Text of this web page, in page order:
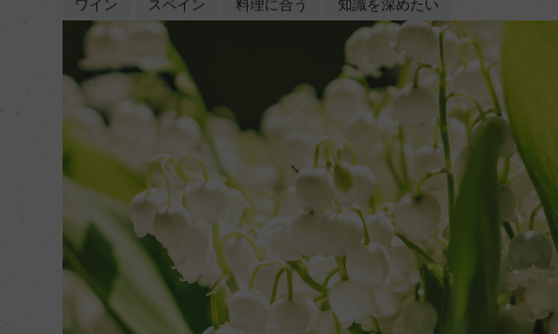
ワイン スペイン 料理に合う 知識を深めたい